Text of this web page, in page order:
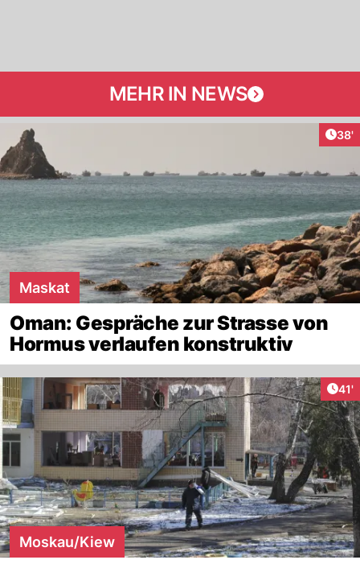
MEHR IN NEWS
38'
Maskat
Oman: Gespräche zur Strasse von
Hormus verlaufen konstruktiv
41'
Moskau/Kiew